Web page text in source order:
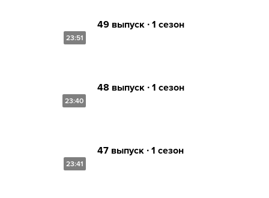
23:51
49 выпуск ∙ 1 сезон
23:40
48 выпуск ∙ 1 сезон
23:41
47 выпуск ∙ 1 сезон